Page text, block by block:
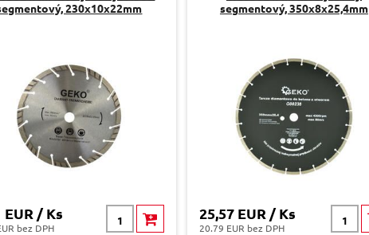
230x10x22mm
EUR / Ks
bez DPH
segmentový, 350x8x25,4mm
25,57 EUR / Ks
20.79 EUR bez DPH